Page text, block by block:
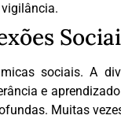
sociais. A
e
Muitas